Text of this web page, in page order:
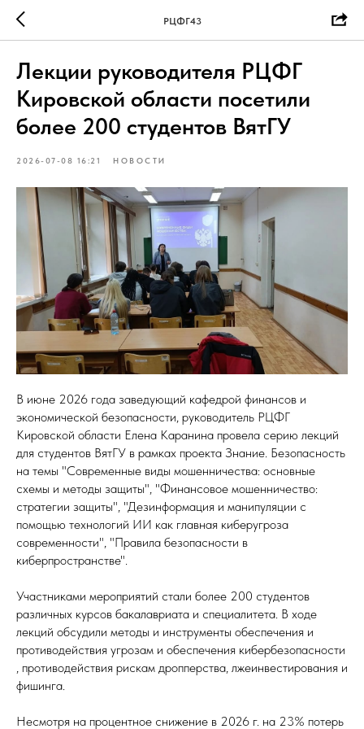
РЦФГ43
Лекции руководителя РЦФГ
Кировской области посетили
более 200 студентов ВятГУ
2026-07-08 16:21 НОВОСТИ
В июне 2026 года заведующий кафедрой финансов и
экономической безопасности, руководитель РЦФГ
Кировской области Елена Каранина провела серию лекций
для студентов ВятГУ в рамках проекта Знание. Безопасность
на темы "Современные виды мошенничества: основные
схемы и методы защиты", "Финансовое мошенничество:
стратегии защиты", "Дезинформация и манипуляции с
помощью технологий ИИ как главная киберугроза
современности", "Правила безопасности в
киберпространстве".
Участниками мероприятий стали более 200 студентов
различных курсов бакалавриата и специалитета. В ходе
лекций обсудили методы и инструменты обеспечения и
противодействия угрозам и обеспечения кибербезопасности
, противодействия рискам дропперства, лжеинвестирования и
фишинга.
Несмотря на процентное снижение в 2026 г. на 23% потерь